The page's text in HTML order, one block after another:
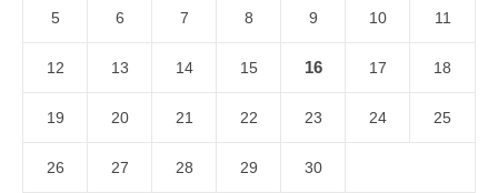
5 6 7 8 9 10 11
12 13 14 15 16 17 18
19 20 21 22 23 24 25
26 27 28 29 30